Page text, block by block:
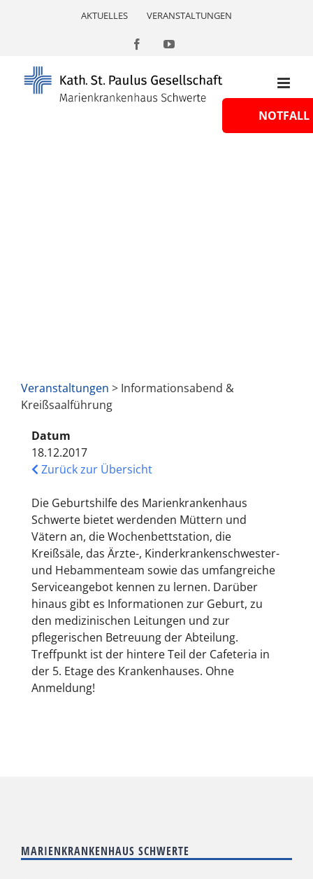
AKTUELLES VERANSTALTUNGEN
FacebookYouTube
Veranstaltungen > Informationsabend &
Kreißsaalführung
Datum
18.12.2017
Zurück zur Übersicht
Die Geburtshilfe des Marienkrankenhaus
Schwerte bietet werdenden Müttern und
Vätern an, die Wochenbettstation, die
Kreißsäle, das Ärzte-, Kinderkrankenschwester-
und Hebammenteam sowie das umfangreiche
Serviceangebot kennen zu lernen. Darüber
hinaus gibt es Informationen zur Geburt, zu
den medizinischen Leitungen und zur
pflegerischen Betreuung der Abteilung.
Treffpunkt ist der hintere Teil der Cafeteria in
der 5. Etage des Krankenhauses. Ohne
Anmeldung!
MARIENKRANKENHAUS SCHWERTE
NOTFALL